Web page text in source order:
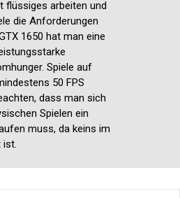
arbeiten und
die Anforderungen
1650 hat man eine
Spiele auf
50 FPS
dass man sich
Spielen ein
muss, da keins im
ist.